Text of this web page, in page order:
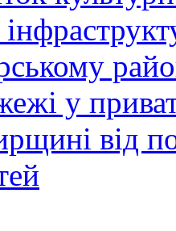
у
від